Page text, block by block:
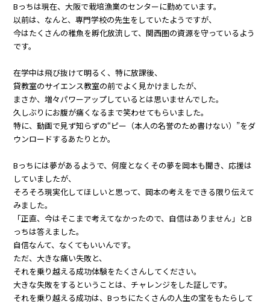
Bっちは現在、大阪で栽培漁業のセンターに勤めています。
以前は、なんと、専門学校の先生をしていたようですが、
今はたくさんの稚魚を孵化放流して、関西圏の資源を守っているよう
です。
在学中は飛び抜けて明るく、特に放課後、
貸教室のサイエンス教室の前でよく見かけましたが、
まさか、増々パワーアップしているとは思いませんでした。
久しぶりにお腹が痛くなるまで笑わせてもらいました。
特に、動画で見ず知らずの“ピー（本人の名誉のため書けない）”をダ
ウンロードするあたりとか。
Bっちには夢があるようで、何度となくその夢を岡本も聞き、応援は
していましたが、
そろそろ現実化してほしいと思って、岡本の考えをできる限り伝えて
みました。
「正直、今はそこまで考えてなかったので、自信はありません」とB
っちは答えました。
自信なんて、なくてもいいんです。
ただ、大きな痛い失敗と、
それを乗り越える成功体験をたくさんしてください。
大きな失敗をするということは、チャレンジをした証しです。
それを乗り越える成功は、Bっちにたくさんの人生の宝をもたらして